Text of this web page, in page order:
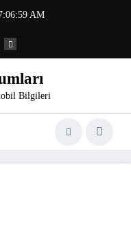
AM
Bilgileri